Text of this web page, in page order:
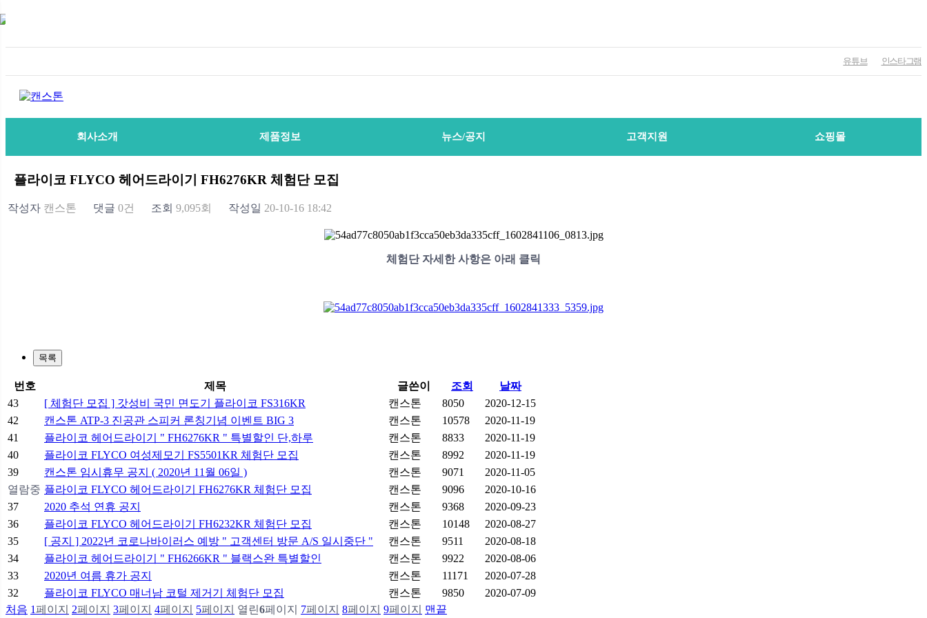
유튜브 인스타그램
회사소개 제품정보 뉴스/공지 고객지원 쇼핑몰
플라이코 FLYCO 헤어드라이기 FH6276KR 체험단 모집
작성자 캔스톤 댓글 0건 조회 9,095회 작성일 20-10-16 18:42
체험단 자세한 사항은 아래 클릭
목록
번호 제목 글쓴이 조회
날짜
43
[ 체험단 모집 ] 갓성비 국민 면도기 플라이코 FS316KR 캔스톤 8050
2020-12-15
42
캔스톤 ATP-3 진공관 스피커 론칭기념 이벤트 BIG 3 캔스톤 10578
2020-11-19
41
플라이코 헤어드라이기 " FH6276KR " 특별할인 단,하루 캔스톤 8833
2020-11-19
40
플라이코 FLYCO 여성제모기 FS5501KR 체험단 모집 캔스톤 8992
2020-11-19
39
캔스톤 임시휴무 공지 ( 2020년 11월 06일 ) 캔스톤 9071
2020-11-05
열람중 플라이코 FLYCO 헤어드라이기 FH6276KR 체험단 모집 캔스톤 9096
2020-10-16
37
2020 추석 연휴 공지 캔스톤 9368
2020-09-23
36
플라이코 FLYCO 헤어드라이기 FH6232KR 체험단 모집 캔스톤 10148
2020-08-27
35
[ 공지 ] 2022년 코로나바이러스 예방 " 고객센터 방문 A/S 일시중단 " 캔스톤 9511
2020-08-18
34
플라이코 헤어드라이기 " FH6266KR " 블랙스완 특별할인 캔스톤 9922
2020-08-06
33
2020년 여름 휴가 공지 캔스톤 11171
2020-07-28
32
플라이코 FLYCO 매너남 코털 제거기 체험단 모집 캔스톤 9850
2020-07-09
처음 1페이지 2페이지 3페이지 4페이지 5페이지 열린 6페이지 7페이지 8페이지 9페이지 맨끝